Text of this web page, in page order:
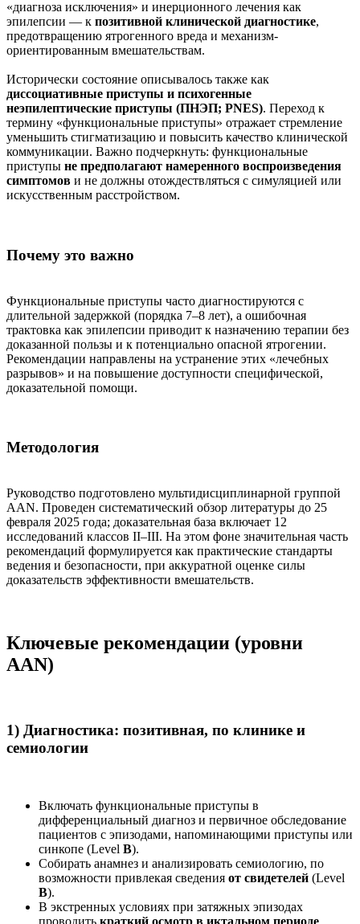
«диагноза исключения» и инерционного лечения как
эпилепсии — к позитивной клинической диагностике,
предотвращению ятрогенного вреда и механизм-
ориентированным вмешательствам.
Исторически состояние описывалось также как
диссоциативные приступы и психогенные
неэпилептические приступы (ПНЭП; PNES). Переход к
термину «функциональные приступы» отражает стремление
уменьшить стигматизацию и повысить качество клинической
коммуникации. Важно подчеркнуть: функциональные
приступы не предполагают намеренного воспроизведения
симптомов и не должны отождествляться с симуляцией или
искусственным расстройством.
Почему это важно
Функциональные приступы часто диагностируются с
длительной задержкой (порядка 7–8 лет), а ошибочная
трактовка как эпилепсии приводит к назначению терапии без
доказанной пользы и к потенциально опасной ятрогении.
Рекомендации направлены на устранение этих «лечебных
разрывов» и на повышение доступности специфической,
доказательной помощи.
Методология
Руководство подготовлено мультидисциплинарной группой
AAN. Проведен систематический обзор литературы до 25
февраля 2025 года; доказательная база включает 12
исследований классов II–III. На этом фоне значительная часть
рекомендаций формулируется как практические стандарты
ведения и безопасности, при аккуратной оценке силы
доказательств эффективности вмешательств.
Ключевые рекомендации (уровни
AAN)
1) Диагностика: позитивная, по клинике и
семиологии
Включать функциональные приступы в
дифференциальный диагноз и первичное обследование
пациентов с эпизодами, напоминающими приступы или
синкопе (Level B).
Собирать анамнез и анализировать семиологию, по
возможности привлекая сведения от свидетелей (Level
B).
В экстренных условиях при затяжных эпизодах